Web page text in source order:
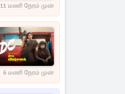
11 மணி நேரம் முன்
6 மணி நேரம் முன்